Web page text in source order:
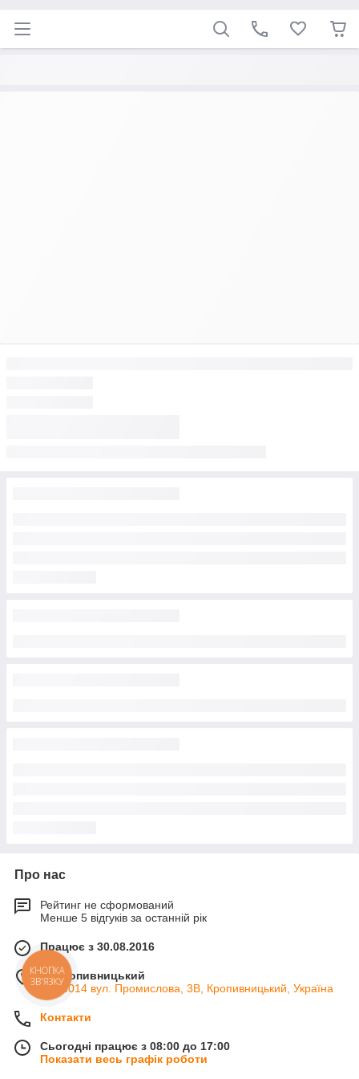
Про нас
Рейтинг не сформований
Менше 5 відгуків за останній рік
Працює з 30.08.2016
м. Кропивницький
ін. 25014 вул. Промислова, 3В, Кропивницький, Україна
Контакти
Сьогодні працює з 08:00 до 17:00
Показати весь графік роботи
КНОПКА
ЗВ'ЯЗКУ